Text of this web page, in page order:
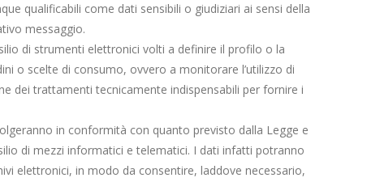
qualificabili come dati sensibili o giudiziari ai sensi della
messaggio.
di strumenti elettronici volti a definire il profilo o la
o scelte di consumo, ovvero a monitorare l’utilizzo di
dei trattamenti tecnicamente indispensabili per fornire i
in conformità con quanto previsto dalla Legge e
di mezzi informatici e telematici. I dati infatti potranno
elettronici, in modo da consentire, laddove necessario,